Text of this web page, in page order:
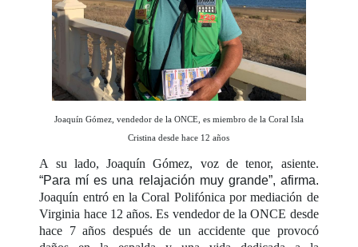
Joaquín Gómez, vendedor de la ONCE, es miembro de la Coral Isla
Cristina desde hace 12 años
A su lado, Joaquín Gómez, voz de tenor, asiente.
“Para mí es una relajación muy grande”, afirma.
Joaquín entró en la Coral Polifónica por mediación de
Virginia hace 12 años. Es vendedor de la ONCE desde
hace 7 años después de un accidente que provocó